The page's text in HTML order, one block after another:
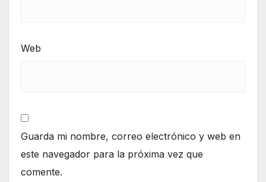
Web
Guarda mi nombre, correo electrónico y web en
este navegador para la próxima vez que
comente.